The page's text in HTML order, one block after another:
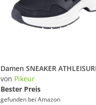
von Pikeur
Bester Preis
gefunden bei Amazon